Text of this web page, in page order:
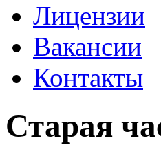
Лицензии
Вакансии
Контакты
Старая